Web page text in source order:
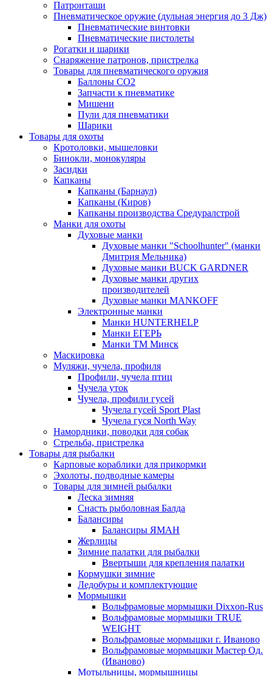
Патронташи
Пневматическое оружие (дульная энергия до 3 Дж)
Пневматические винтовки
Пневматические пистолеты
Рогатки и шарики
Снаряжение патронов, пристрелка
Товары для пневматического оружия
Баллоны СО2
Запчасти к пневматике
Мишени
Пули для пневматики
Шарики
Товары для охоты
Кротоловки, мышеловки
Бинокли, монокуляры
Засидки
Капканы
Капканы (Барнаул)
Капканы (Киров)
Капканы производства Средуралстрой
Манки для охоты
Духовые манки
Духовые манки "Schoolhunter" (манки
Дмитрия Мельника)
Духовые манки BUCK GARDNER
Духовые манки других
производителей
Духовые манки MANKOFF
Электронные манки
Манки HUNTERHELP
Манки ЕГЕРЬ
Манки ТМ Минск
Маскировка
Муляжи, чучела, профиля
Профили, чучела птиц
Чучела уток
Чучела, профили гусей
Чучела гусей Sport Plast
Чучела гуся North Way
Намордники, поводки для собак
Стрельба, пристрелка
Товары для рыбалки
Карповые кораблики для прикормки
Эхолоты, подводные камеры
Товары для зимней рыбалки
Леска зимняя
Снасть рыболовная Балда
Балансиры
Балансиры ЯМАН
Жерлицы
Зимние палатки для рыбалки
Ввертыши для крепления палатки
Кормушки зимние
Ледобуры и комплектующие
Мормышки
Вольфрамовые мормышки Dixxon-Rus
Вольфрамовые мормышки TRUE
WEIGHT
Вольфрамовые мормышки г. Иваново
Вольфрамовые мормышки Мастер Од.
(Иваново)
Мотыльницы, мормышницы